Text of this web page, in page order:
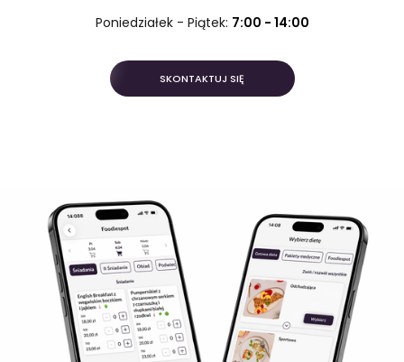
Poniedziałek - Piątek: 7:00 - 14:00
SKONTAKTUJ SIĘ